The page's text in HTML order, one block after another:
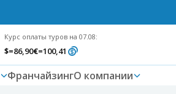
Курс оплаты туров на 07.08:
$=86,90€=100,41
ФранчайзингО компании